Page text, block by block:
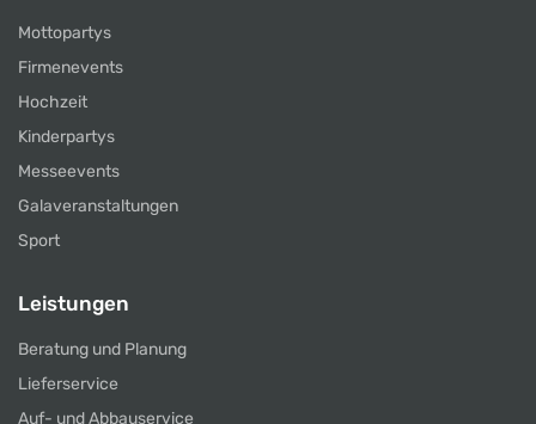
Mottopartys
Firmenevents
Hochzeit
Kinderpartys
Messeevents
Galaveranstaltungen
Sport
Leistungen
Beratung und Planung
Lieferservice
Auf- und Abbauservice